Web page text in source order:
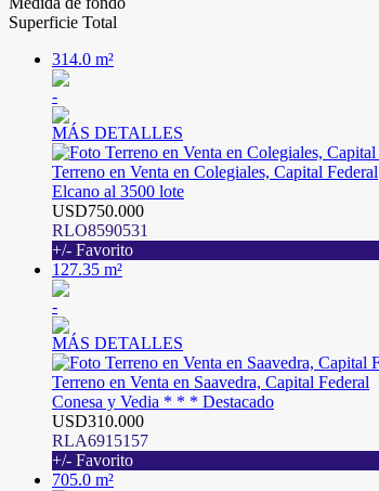
Superficie Total
314.0 m²
-
MÁS DETALLES
Terreno en Venta en Colegiales, Capital Federal
Elcano al 3500 lote
USD750.000
RLO8590531
+/- Favorito
127.35 m²
-
MÁS DETALLES
Terreno en Venta en Saavedra, Capital Federal
Conesa y Vedia * * * Destacado
USD310.000
RLA6915157
+/- Favorito
705.0 m²